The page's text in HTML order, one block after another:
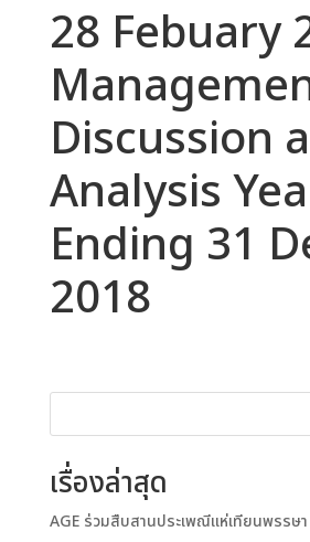
28 Febuary
Discussion
Analysis
Ending 31
2018
เรื่องล่าสุด
AGE ร่วมสืบสานประเพณีแห่เทียนพรรษ